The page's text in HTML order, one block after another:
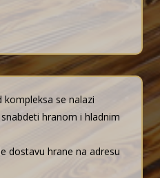
se nalazi
hranom i hladnim
dostavu hrane na adresu